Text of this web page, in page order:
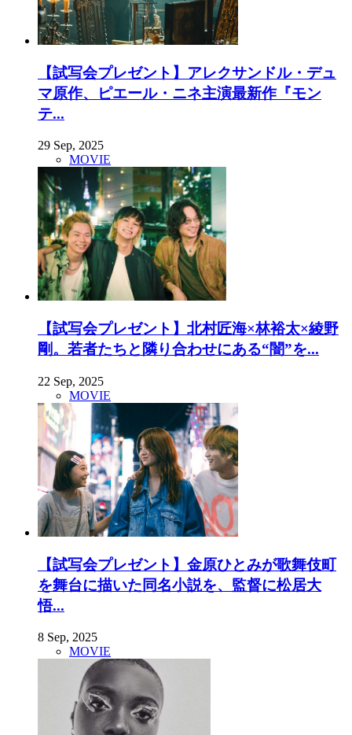
【試写会プレゼント】アレクサンドル・デュ
マ原作、ピエール・ニネ主演最新作『モン
テ...
29 Sep, 2025
MOVIE
【試写会プレゼント】北村匠海×林裕太×綾野
剛。若者たちと隣り合わせにある“闇”を...
22 Sep, 2025
MOVIE
【試写会プレゼント】金原ひとみが歌舞伎町
を舞台に描いた同名小説を、監督に松居大
悟...
8 Sep, 2025
MOVIE